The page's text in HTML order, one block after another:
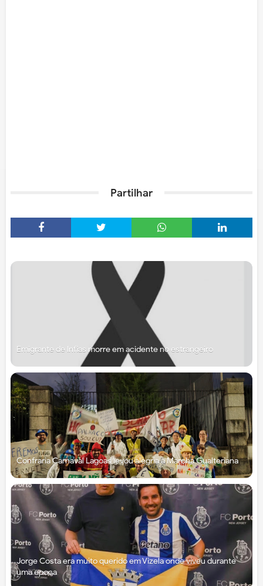
Partilhar
Emigrante de Infias morre em acidente no estrangeiro
Confraria Carnaval Lagoas levou alegria à Marcha Gualteriana
Jorge Costa era muito querido em Vizela onde viveu durante
uma época